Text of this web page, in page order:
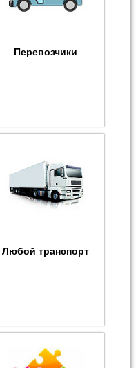
Перевозчики
Любой транспорт